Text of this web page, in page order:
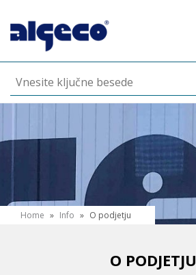
to
main
Home » Info » O podjetju
O PODJETJU